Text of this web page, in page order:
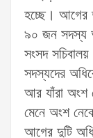
হচ্ছে। আগের
৯০ জন সদস্য
সংসদ
সদস্যদের
আর যাঁরা অংশ
মেনে অংশ
আগের দুটি